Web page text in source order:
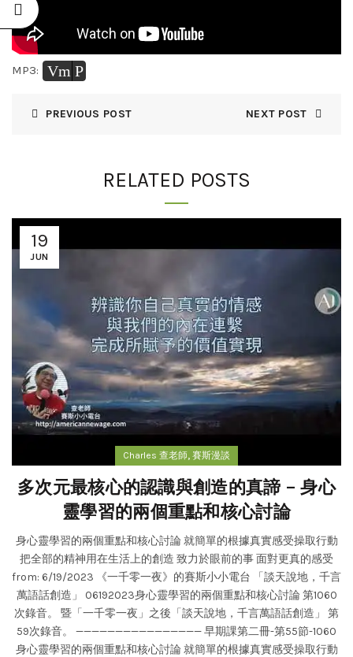
MP3: Vm P
PREVIOUS POST NEXT POST
RELATED POSTS
19
JUN
Charles 查老師, 賽斯漫談
多次元最核心的認識與創造的真諦 – 身心
靈學習的兩個重點和核心討論
身心靈學習的兩個重點和核心討論 就簡單的根據真實感受操取行動
把全部的精神用在生活上的創造 致力於眼前的事 面對更真的感受
from: 6/19/2023 《一千零一夜》的賽斯小小電台 「談天說地，千言
萬語話創造」 06192023身心靈學習的兩個重點和核心討論 第1060
次錄音。 暨「一千零一夜」之後「談天說地，千言萬語話創造」 第
59次錄音。 ———————————————— 早期課第二冊-第55節-1060
身心靈學習的兩個重點和核心討論 就簡單的根據真實感受操取行動